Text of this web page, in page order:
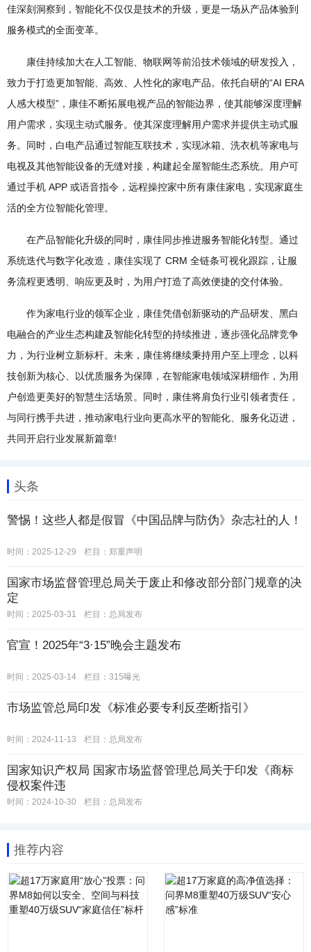
佳深刻洞察到，智能化不仅仅是技术的升级，更是一场从产品体验到
服务模式的全面变革。
康佳持续加大在人工智能、物联网等前沿技术领域的研发投入，
致力于打造更加智能、高效、人性化的家电产品。依托自研的“AI ERA
人感大模型”，康佳不断拓展电视产品的智能边界，使其能够深度理解
用户需求，实现主动式服务。使其深度理解用户需求并提供主动式服
务。同时，白电产品通过智能互联技术，实现冰箱、洗衣机等家电与
电视及其他智能设备的无缝对接，构建起全屋智能生态系统。用户可
通过手机 APP 或语音指令，远程操控家中所有康佳家电，实现家庭生
活的全方位智能化管理。
在产品智能化升级的同时，康佳同步推进服务智能化转型。通过
系统迭代与数字化改造，康佳实现了 CRM 全链条可视化跟踪，让服
务流程更透明、响应更及时，为用户打造了高效便捷的交付体验。
作为家电行业的领军企业，康佳凭借创新驱动的产品研发、黑白
电融合的产业生态构建及智能化转型的持续推进，逐步强化品牌竞争
力，为行业树立新标杆。未来，康佳将继续秉持用户至上理念，以科
技创新为核心、以优质服务为保障，在智能家电领域深耕细作，为用
户创造更美好的智慧生活场景。同时，康佳将肩负行业引领者责任，
与同行携手共进，推动家电行业向更高水平的智能化、服务化迈进，
共同开启行业发展新篇章!
头条
警惕！这些人都是假冒《中国品牌与防伪》杂志社的人！
时间：2025-12-29 栏目： 郑重声明
国家市场监督管理总局关于废止和修改部分部门规章的决
定
时间：2025-03-31 栏目： 总局发布
官宣！2025年“3·15”晚会主题发布
时间：2025-03-14 栏目： 315曝光
市场监管总局印发《标准必要专利反垄断指引》
时间：2024-11-13 栏目： 总局发布
国家知识产权局 国家市场监督管理总局关于印发《商标
侵权案件违
时间：2024-10-30 栏目： 总局发布
推荐内容